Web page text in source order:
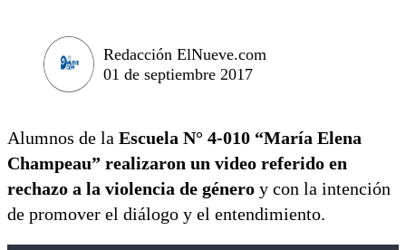
Redacción ElNueve.com
01 de septiembre 2017
Alumnos de la Escuela N° 4-010 “María Elena
Champeau” realizaron un video referido en
rechazo a la violencia de género y con la intención
de promover el diálogo y el entendimiento.